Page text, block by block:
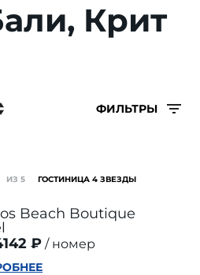
Крит
ФИЛЬТРЫ
ИЗ 5 ГОСТИНИЦА 4 ЗВЕЗДЫ
Beach Boutique
₽
номер